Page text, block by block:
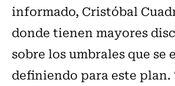
informado, Cristóbal
donde tienen mayores
sobre los umbrales que se
definiendo para este plan.